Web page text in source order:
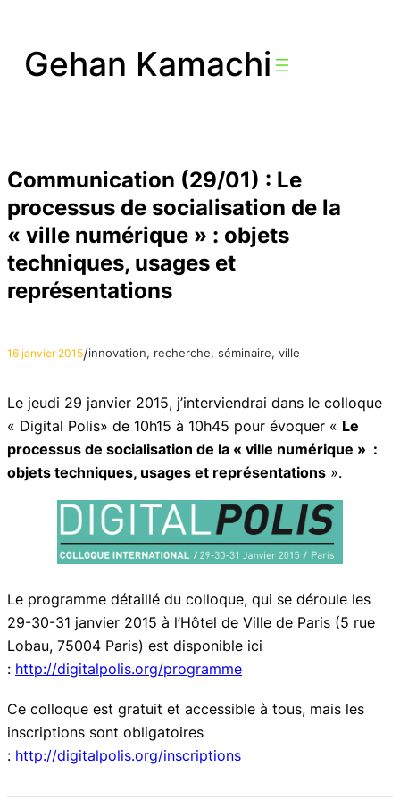
contenu
Gehan Kamachi
Communication (29/01) : Le
processus de socialisation de la
« ville numérique » : objets
techniques, usages et
représentations
16 janvier 2015/innovation, recherche, séminaire, ville
Le jeudi 29 janvier 2015, j’interviendrai dans le colloque
« Digital Polis» de 10h15 à 10h45 pour évoquer « Le
processus de socialisation de la « ville numérique » :
objets techniques, usages et représentations ».
Le programme détaillé du colloque, qui se déroule les
29-30-31 janvier 2015 à l’Hôtel de Ville de Paris (5 rue
Lobau, 75004 Paris) est disponible ici
: http://digitalpolis.org/programme
Ce colloque est gratuit et accessible à tous, mais les
inscriptions sont obligatoires
: http://digitalpolis.org/inscriptions